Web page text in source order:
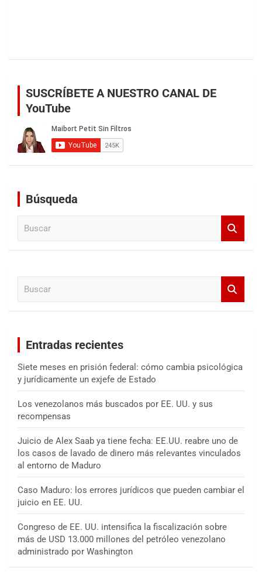
SUSCRÍBETE A NUESTRO CANAL DE
YouTube
Búsqueda
Entradas recientes
Siete meses en prisión federal: cómo cambia psicológica
y jurídicamente un exjefe de Estado
Los venezolanos más buscados por EE. UU. y sus
recompensas
Juicio de Alex Saab ya tiene fecha: EE.UU. reabre uno de
los casos de lavado de dinero más relevantes vinculados
al entorno de Maduro
Caso Maduro: los errores jurídicos que pueden cambiar el
juicio en EE. UU.
Congreso de EE. UU. intensifica la fiscalización sobre
más de USD 13.000 millones del petróleo venezolano
administrado por Washington